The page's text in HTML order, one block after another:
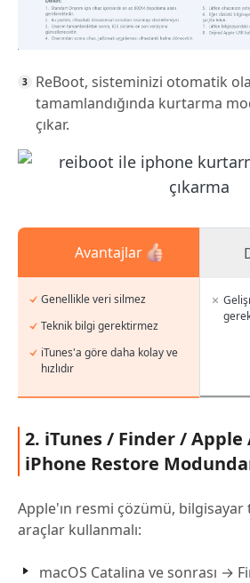
ReBoot, sisteminizi otomatik
tamamlandığında kurtarma
çıkar.
Avantajlar
Genellikle veri silmez
Teknik bilgi gerektirmez
iTunes'a göre daha kolay ve
hızlıdır
2. iTunes / Finder / Apple
iPhone Restore
Apple'ın resmi çözümü,
araçlar kullanmalı:
macOS Catalina ve sonrası →